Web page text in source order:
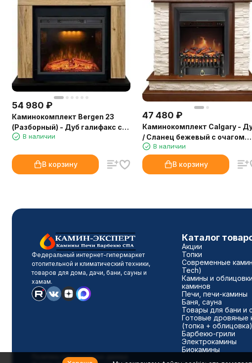
54 980 ₽
Каминокомплект Bergen 23
(Разборный) - Дуб галифакс с
очагом Emerald 23
В наличии
В корзину
47 480 ₽
Каминокомплект Calgary -
/ Сланец бежевый с очагом
Fobos FX Black
В наличии
В корзину
Федеральный интернет-гипермаркет
отопительной и климатический техники,
товаров для дома, дачи, бани, сауны и
хамам.
Каталог
Акции
Топки
Современные
Tech)
Камины и
каминов
Печи, печи-камины
Баня, сауна
Товары для бани и
Готовые дровяные
(топка + облицовка)
Барбекю-грили
Электрокамины
Биокамины
Политика персональных данных